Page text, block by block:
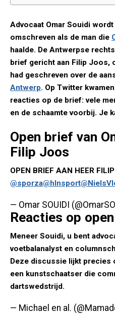
Advocaat Omar Souidi
omschreven als de man die
haalde. De Antwerpse
brief gericht aan Filip Joos,
had geschreven over de
Antwerp. Op Twitter
reacties op de brief: vele
en de schaamte voorbij. Je
Open brief van
Filip Joos
OPEN BRIEF AAN HEER
@sporza@hlnsport
— Omar SOUIDI
Reacties op
Meneer Souidi, u bent
voetbalanalyst en
Deze discussie lijkt precies
een kunstschaatser die
dartswedstrijd.
— Michael en al.